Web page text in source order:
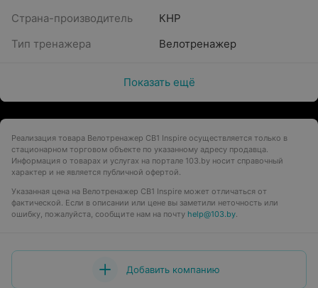
Страна-производитель
КНР
Тип тренажера
Велотренажер
Показать ещё
Реализация товара Велотренажер CB1 Inspire осуществляется только в
стационарном торговом объекте по указанному адресу продавца.
Информация о товарах и услугах на портале 103.by носит справочный
характер и не является публичной офертой.
Указанная цена на Велотренажер CB1 Inspire может отличаться от
фактической. Если в описании или цене вы заметили неточность или
ошибку, пожалуйста, сообщите нам на почту help@103.by.
Добавить компанию